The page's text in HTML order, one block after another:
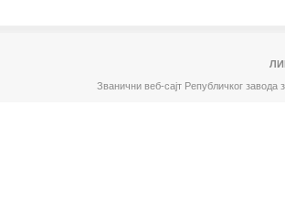
Званични веб-сајт Републичког